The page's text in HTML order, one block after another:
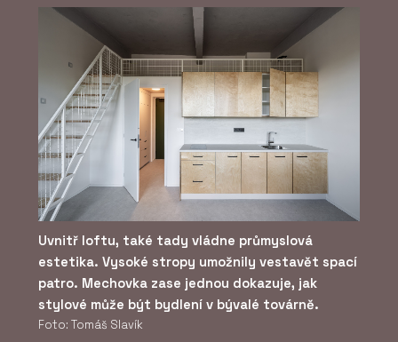
Uvnitř loftu, také tady vládne průmyslová
estetika. Vysoké stropy umožnily vestavět spací
patro. Mechovka zase jednou dokazuje, jak
stylové může být bydlení v bývalé továrně.
Foto: Tomáš Slavík